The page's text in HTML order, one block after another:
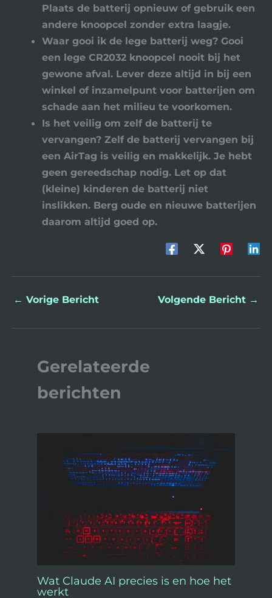
Plaats de batterij opnieuw of gebruik een
andere knoopcel zonder extra laagje.
Waar gooi ik de lege batterij weg? Gooi
een lege CR2032 knoopcel nooit bij het
gewone afval. Lever deze altijd in bij een
winkel of inzamelpunt voor batterijen om
schade aan het milieu te voorkomen.
Is het veilig om zelf de batterij te
vervangen? Zelf de batterij vervangen bij
een AirTag is veilig en makkelijk. Je hebt
geen gereedschap nodig. Let op dat
(kleine) kinderen de batterij niet
inslikken. Berg oude en nieuwe batterijen
daarom altijd goed op.
← Vorige Bericht Volgende Bericht →
Gerelateerde
berichten
Wat Claude AI precies is en hoe het
werkt